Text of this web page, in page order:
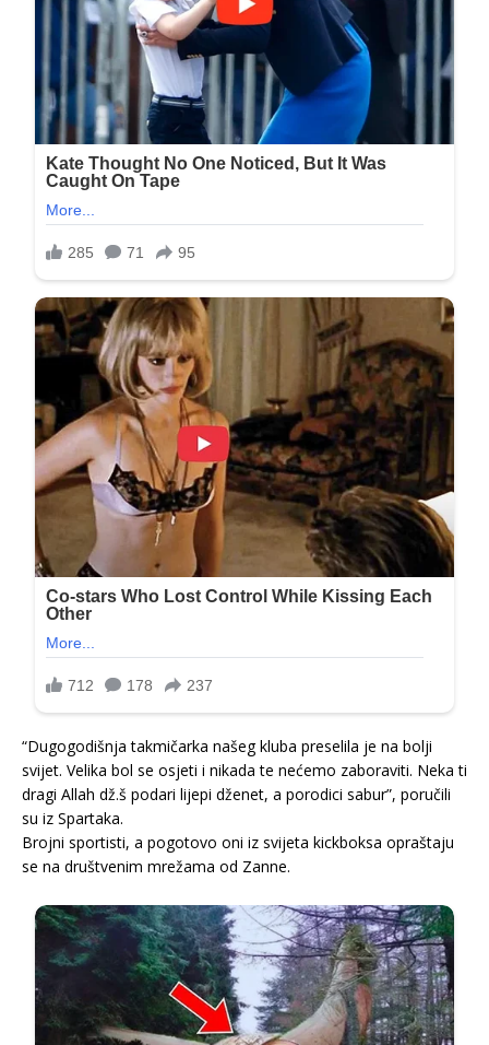
“Dugogodišnja takmičarka našeg kluba preselila je na bolji
svijet. Velika bol se osjeti i nikada te nećemo zaboraviti. Neka ti
dragi Allah dž.š podari lijepi dženet, a porodici sabur”, poručili
su iz Spartaka.
Brojni sportisti, a pogotovo oni iz svijeta kickboksa opraštaju
se na društvenim mrežama od Zanne.